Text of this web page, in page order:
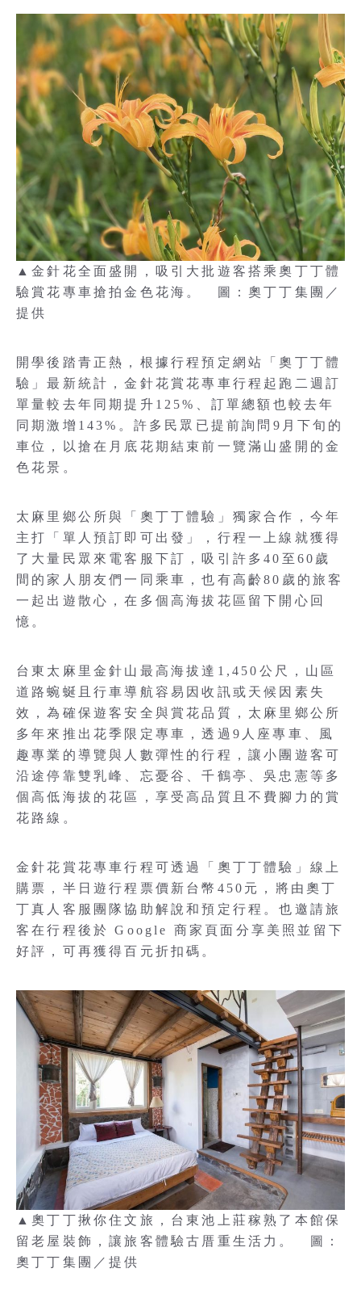
▲金針花全面盛開，吸引大批遊客搭乘奧丁丁體
驗賞花專車搶拍金色花海。 圖：奧丁丁集團／
提供
開學後踏青正熱，根據行程預定網站「奧丁丁體
驗」最新統計，金針花賞花專車行程起跑二週訂
單量較去年同期提升125%、訂單總額也較去年
同期激增143%。許多民眾已提前詢問9月下旬的
車位，以搶在月底花期結束前一覽滿山盛開的金
色花景。
太麻里鄉公所與「奧丁丁體驗」獨家合作，今年
主打「單人預訂即可出發」，行程一上線就獲得
了大量民眾來電客服下訂，吸引許多40至60歲
間的家人朋友們一同乘車，也有高齡80歲的旅客
一起出遊散心，在多個高海拔花區留下開心回
憶。
台東太麻里金針山最高海拔達1,450公尺，山區
道路蜿蜒且行車導航容易因收訊或天候因素失
效，為確保遊客安全與賞花品質，太麻里鄉公所
多年來推出花季限定專車，透過9人座專車、風
趣專業的導覽與人數彈性的行程，讓小團遊客可
沿途停靠雙乳峰、忘憂谷、千鶴亭、吳忠憲等多
個高低海拔的花區，享受高品質且不費腳力的賞
花路線。
金針花賞花專車行程可透過「奧丁丁體驗」線上
購票，半日遊行程票價新台幣450元，將由奧丁
丁真人客服團隊協助解說和預定行程。也邀請旅
客在行程後於 Google 商家頁面分享美照並留下
好評，可再獲得百元折扣碼。
▲奧丁丁揪你住文旅，台東池上莊稼熟了本館保
留老屋裝飾，讓旅客體驗古厝重生活力。 圖：
奧丁丁集團／提供